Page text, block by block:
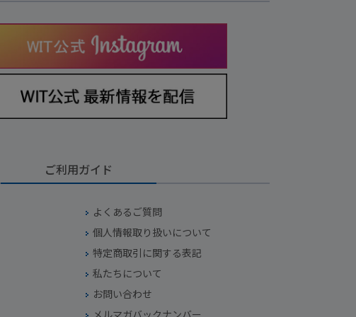
ご利用ガイド
よくあるご質問
個人情報取り扱いについて
特定商取引に関する表記
私たちについて
お問い合わせ
メルマガバックナンバー